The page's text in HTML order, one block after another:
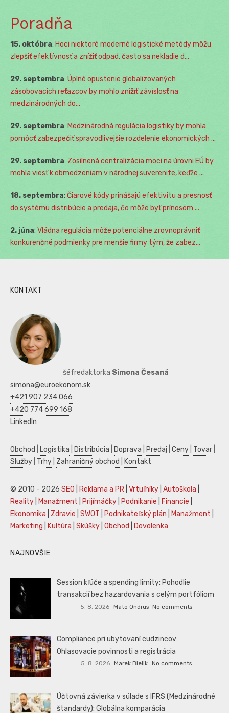
Poradňa
15. októbra: Hoci niektoré moderné logistické metódy môžu
zlepšiť efektívnosť a znížiť odpad, často sa nekladie d...
29. septembra: Úplné opustenie globalizovaných
zásobovacích reťazcov by mohlo znížiť závislosť na
medzinárodných do...
29. septembra: Medzinárodná regulácia logistiky by mohla
pomôcť zabezpečiť spravodlivejšie rozdelenie ekonomických ...
29. septembra: Zosilnená centralizácia moci na úrovni EÚ by
mohla viesť k obmedzeniam v národnej suverenite, keďže ...
18. septembra: Čiarové kódy prinášajú efektivitu a presnosť
do systému distribúcie a predaja, čo môže byť prínosom ...
2. júna: Vládna regulácia môže potenciálne zrovnoprávniť
konkurenčné podmienky pre menšie firmy tým, že zabez...
KONTAKT
šéfredaktorka Simona Česaná
simona@euroekonom.sk
+421 907 234 066
+420 774 699 168
LinkedIn
Obchod Logistika Distribúcia Doprava Predaj Ceny Tovar
Služby Trhy Zahraničný obchod Kontakt
© 2010 - 2026 SEO Reklama a PR Vrtuľníky Autoškola
Reality
Manažment Prijímáčky Podnikanie Financie
Ekonomika
Zdravie SWOT Podnikateľský plán Manažment
Marketing
Kultúra Skúšky Obchod Dovolenka
NAJNOVŠIE
Session kľúče a spending limity: Pohodlie
transakcií bez hazardovania s celým portfóliom
5. 8. 2026 Mato Ondrus No comments
Compliance pri ubytovaní cudzincov:
Ohlasovacie povinnosti a registrácia
5. 8. 2026 Marek Bielik No comments
Účtovná závierka v súlade s IFRS (Medzinárodné
štandardy): Globálna komparácia